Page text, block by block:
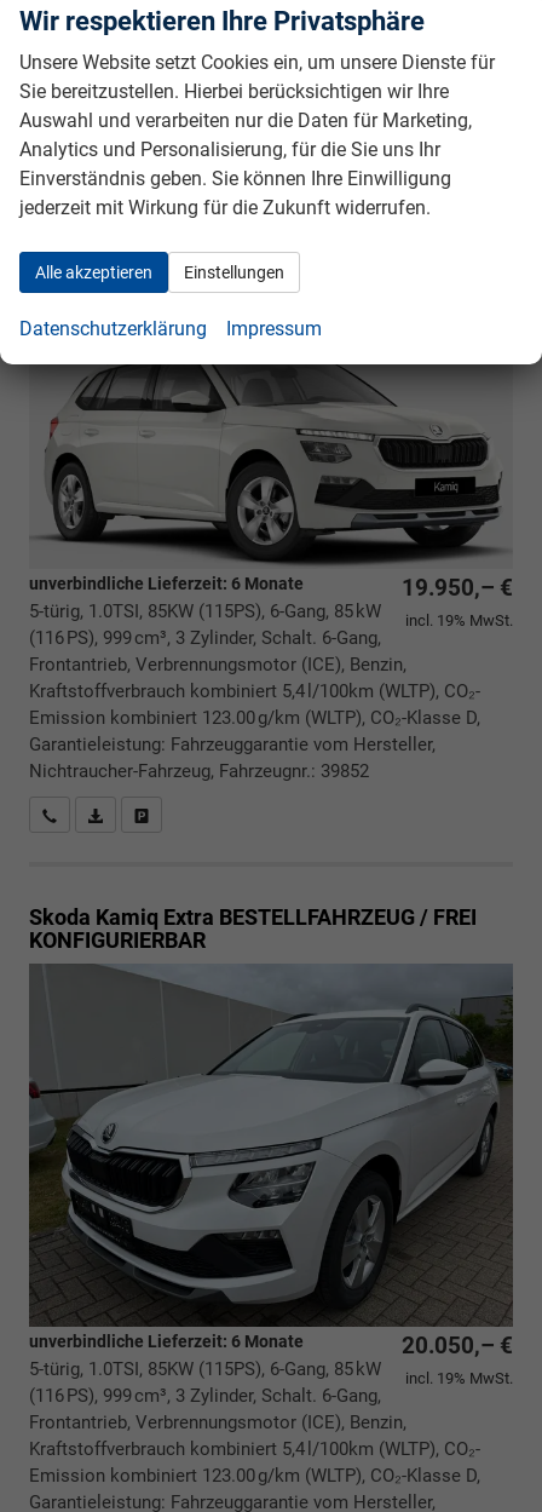
(95 PS), 999 cm³, 3 Zylinder, Schalt. 5-Gang,
Frontantrieb, Verbrennungsmotor (ICE), Benzin,
Kraftstoffverbrauch kombiniert 6,2 l/100km (WLTP), CO₂-
Emission kombiniert 141.00 g/km (WLTP), CO₂-Klasse E,
Garantieleistung: Fahrzeuggarantie vom Hersteller,
Nichtraucher-Fahrzeug, Fahrzeugnr.: 39942
Rückrufbitte absenden
PDF-Datei, Fahrzeugexposé drucken
Drucken, parken oder vergleichen
Skoda KamiqSelection BESTELLFAHRZEUG /
FREI KONFIGURIERBAR
19.950,– €
incl. 19% MwSt.
unverbindliche Lieferzeit: 6 Monate
5-türig, 1.0TSI, 85KW (115PS), 6-Gang, 85 kW
(116 PS), 999 cm³, 3 Zylinder, Schalt. 6-Gang,
Frontantrieb, Verbrennungsmotor (ICE), Benzin,
Kraftstoffverbrauch kombiniert 5,4 l/100km (WLTP), CO₂-
Emission kombiniert 123.00 g/km (WLTP), CO₂-Klasse D,
Garantieleistung: Fahrzeuggarantie vom Hersteller,
Nichtraucher-Fahrzeug, Fahrzeugnr.: 39852
Rückrufbitte absenden
PDF-Datei, Fahrzeugexposé drucken
Skoda Kamiq Extra BESTELLFAHRZEUG / FREI
KONFIGURIERBAR
20.050,– €
incl. 19% MwSt.
unverbindliche Lieferzeit: 6 Monate
5-türig, 1.0TSI, 85KW (115PS), 6-Gang, 85 kW
(116 PS), 999 cm³, 3 Zylinder, Schalt. 6-Gang,
Frontantrieb, Verbrennungsmotor (ICE), Benzin,
Kraftstoffverbrauch kombiniert 5,4 l/100km (WLTP), CO₂-
Emission kombiniert 123.00 g/km (WLTP), CO₂-Klasse D,
Garantieleistung: Fahrzeuggarantie vom Hersteller,
Wir respektieren Ihre Privatsphäre
Unsere Website setzt Cookies ein, um unsere Dienste für
Sie bereitzustellen. Hierbei berücksichtigen wir Ihre
Auswahl und verarbeiten nur die Daten für Marketing,
Analytics und Personalisierung, für die Sie uns Ihr
Einverständnis geben. Sie können Ihre Einwilligung
jederzeit mit Wirkung für die Zukunft widerrufen.
Alle akzeptieren Einstellungen
Datenschutzerklärung Impressum